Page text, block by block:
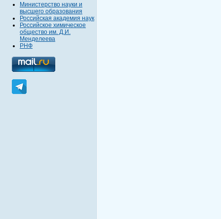
Министерство науки и
высшего образования
Российская академия наук
Российское химическое
общество им. Д.И.
Менделеева
РНФ